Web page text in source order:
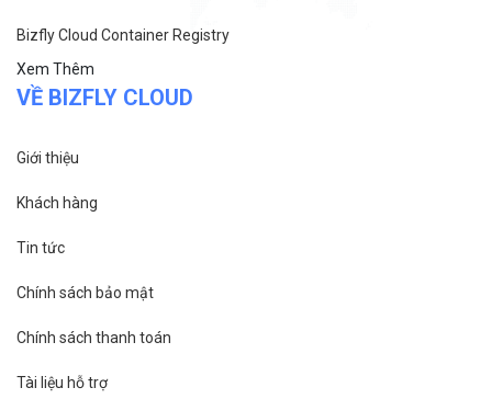
Bizfly Cloud Container Registry
Xem Thêm
VỀ BIZFLY CLOUD
Giới thiệu
Khách hàng
Tin tức
Chính sách bảo mật
Chính sách thanh toán
Tài liệu hỗ trợ